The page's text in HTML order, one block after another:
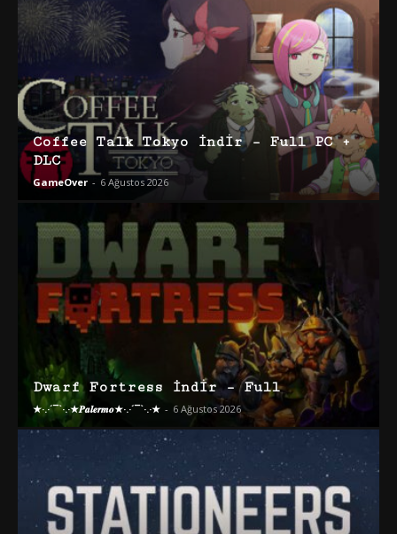
Coffee Talk Tokyo İndir – Full PC +
DLC
GameOver - 6 Ağustos 2026
Dwarf Fortress İndir – Full
★·.·´¯`·.·★𝑷𝒂𝒍𝒆𝒓𝒎𝒐★·.·´¯`·.·★ - 6 Ağustos 2026